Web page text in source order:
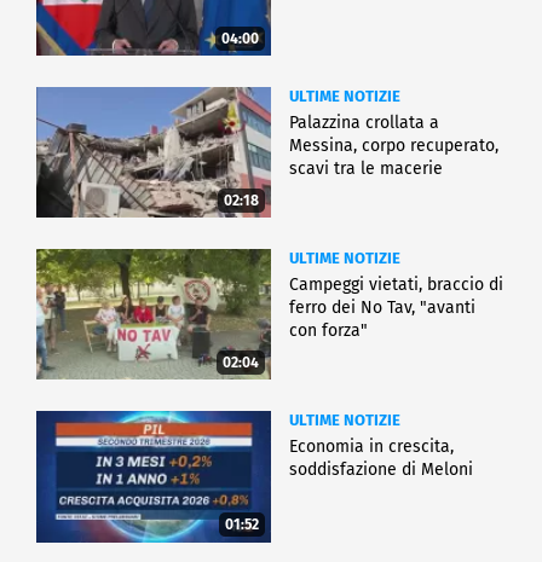
04:00
02:18
ULTIME NOTIZIE
Palazzina crollata a
Messina, corpo recuperato,
scavi tra le macerie
02:04
ULTIME NOTIZIE
Campeggi vietati, braccio di
ferro dei No Tav, "avanti
con forza"
01:52
ULTIME NOTIZIE
Economia in crescita,
soddisfazione di Meloni